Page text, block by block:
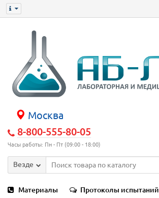
Москва
8-800-555-80-05
Часы работы: Пн - Пт (09:00 - 18:00)
Везде
Материалы
Протоколы испытаний